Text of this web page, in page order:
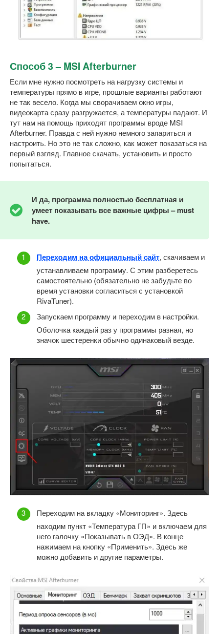
Способ 3 – MSI Afterburner
Если мне нужно посмотреть на нагрузку системы и
температуры прямо в игре, прошлые варианты работают
не так весело. Когда мы сворачиваем окно игры,
видеокарта сразу разгружается, а температуры падают. И
тут нам на помощь приходят программы вроде MSI
Afterburner. Правда с ней нужно немного запариться и
настроить. Но это не так сложно, как может показаться на
первый взгляд. Главное скачать, установить и просто
попытаться.
И да, программа полностью бесплатная и
умеет показывать все важные цифры –must
have.
Переходим на официальный сайт, скачиваем и
устанавливаем программу. С этим разберетесь
самостоятельно (обязательно не забудьте во
время установки согласиться с установкой
RivaTuner).
Запускаем программу и переходим в настройки.
Оболочка каждый раз у программы разная, но
значок шестеренки обычно одинаковый везде.
Переходим на вкладку «Мониторинг». Здесь
находим пункт «Температура ГП» и включаем для
него галочку «Показывать в ОЭД». В конце
нажимаем на кнопку «Применить». Здесь же
можно добавить и другие параметры.